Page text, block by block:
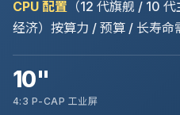
CPU 配置 （12 代旗舰 / 10
经济）按算力 / 预算 / 长寿命
10"
4:3 P-CAP 工业屏